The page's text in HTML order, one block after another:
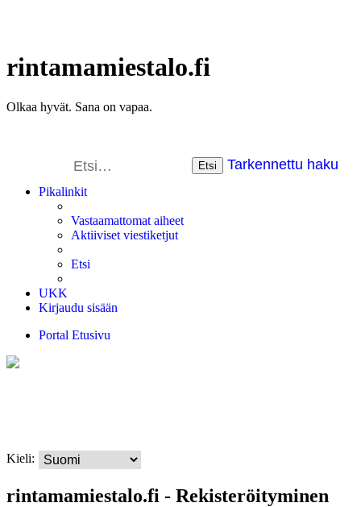
rintamamiestalo.fi
Olkaa hyvät. Sana on vapaa.
Etsi Tarkennettu haku
Pikalinkit
Vastaamattomat aiheet
Aktiiviset viestiketjut
Etsi
UKK
Kirjaudu sisään
Portal Etusivu
Kieli:
rintamamiestalo.fi - Rekisteröityminen